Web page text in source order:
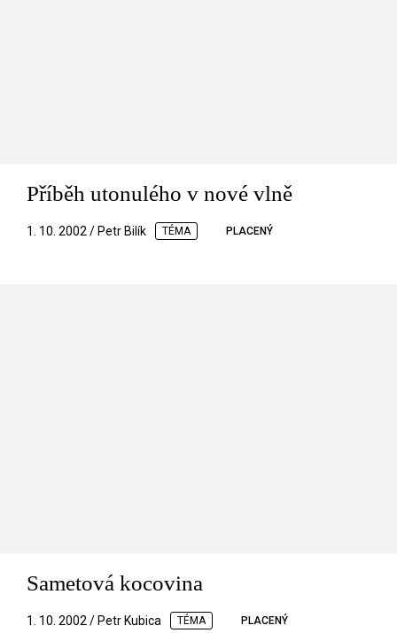
Příběh utonulého v nové vlně
1. 10. 2002 / Petr Bilík TÉMA PLACENÝ
Sametová kocovina
1. 10. 2002 / Petr Kubica TÉMA PLACENÝ